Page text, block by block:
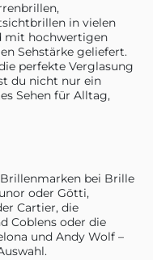
in vielen
mit hochwertigen
Sehstärke geliefert.
perfekte Verglasung
du nicht nur ein
Sehen für Alltag,
bei Brille
oder Götti,
Cartier, die
Coblens oder die
und Andy Wolf –